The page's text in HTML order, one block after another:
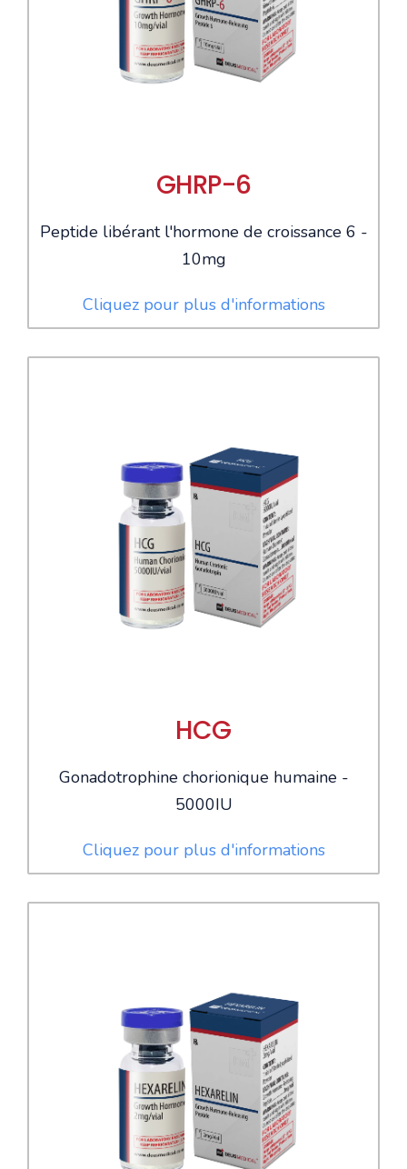
GHRP-6
Peptide libérant l'hormone de croissance 6 -
10mg
Cliquez pour plus d'informations
HCG
Gonadotrophine chorionique humaine -
5000IU
Cliquez pour plus d'informations